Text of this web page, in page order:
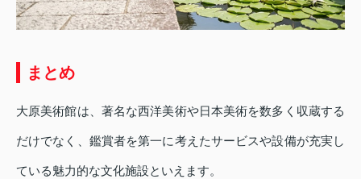
まとめ
大原美術館は、著名な西洋美術や日本美術を数多く収蔵する
だけでなく、鑑賞者を第一に考えたサービスや設備が充実し
ている魅力的な文化施設といえます。